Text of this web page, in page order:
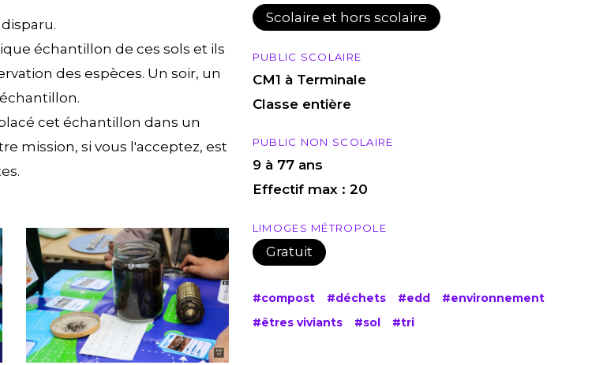
échantillon de ces sols et ils
des espèces. Un soir, un
cet échantillon dans un
mission, si vous l'acceptez, est
compost3
Scolaire et hors scolaire
PUBLIC SCOLAIRE
CM1 à Terminale
Classe entière
PUBLIC NON SCOLAIRE
9 à 77 ans
Effectif max : 20
LIMOGES MÉTROPOLE
Gratuit
#compost #déchets #edd
#environnement
#êtres viviants
#sol #tri